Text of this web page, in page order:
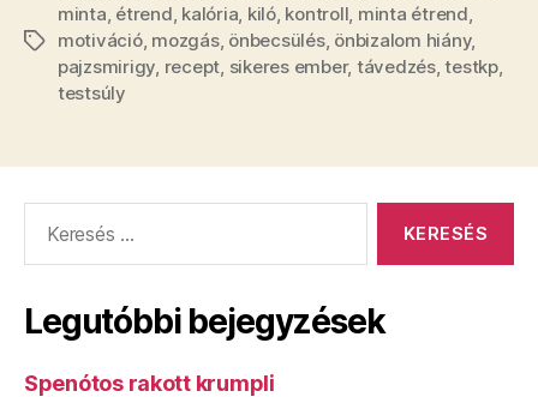
Címkék
minta étrend kalória kiló, kontroll minta étrend
motiváció, mozgás, önbecsülés, önbizalom hiány,
pajzsmirigy recept sikeres ember, távedzés,testkp,
testsúly
Legutóbbi bejegyzések
Spenótos rakott krumpli